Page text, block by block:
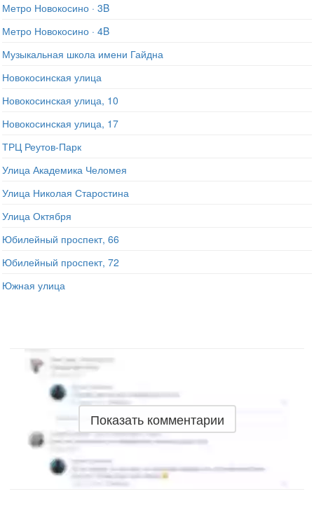
Метро Новокосино · 3B
Метро Новокосино · 4B
Музыкальная школа имени Гайдна
Новокосинская улица
Новокосинская улица, 10
Новокосинская улица, 17
ТРЦ Реутов-Парк
Улица Академика Челомея
Улица Николая Старостина
Улица Октября
Юбилейный проспект, 66
Юбилейный проспект, 72
Южная улица
Показать комментарии